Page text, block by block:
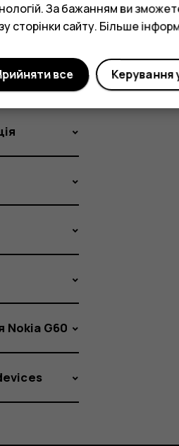
Nokia G60
За бажанням ви
сторінки сайту. Більше
все